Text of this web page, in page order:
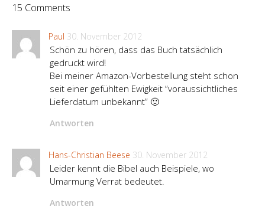
15 Comments
Paul 30. November 2012
Schön zu hören, dass das Buch tatsächlich
gedruckt wird!
Bei meiner Amazon-Vorbestellung steht schon
seit einer gefühlten Ewigkeit “voraussichtliches
Lieferdatum unbekannt” 🙂
Antworten
Hans-Christian Beese 30. November 2012
Leider kennt die Bibel auch Beispiele, wo
Umarmung Verrat bedeutet.
Antworten